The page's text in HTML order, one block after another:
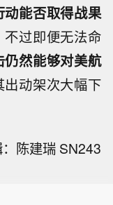
能否取得战果
不过即便无法命
然能够对美航
出动架次大幅下
陈建瑞 SN243